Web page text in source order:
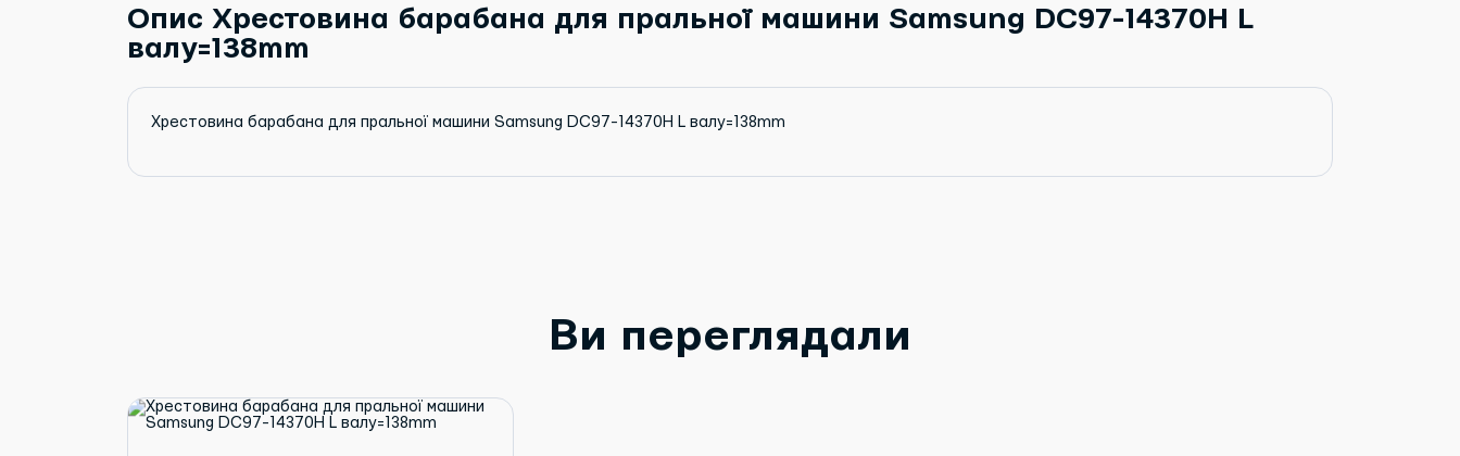
Опис Хрестовина барабана для пральної машини Samsung DC97-14370H L
валу=138mm
Хрестовина барабана для пральної машини Samsung DC97-14370H L валу=138mm
Ви переглядали